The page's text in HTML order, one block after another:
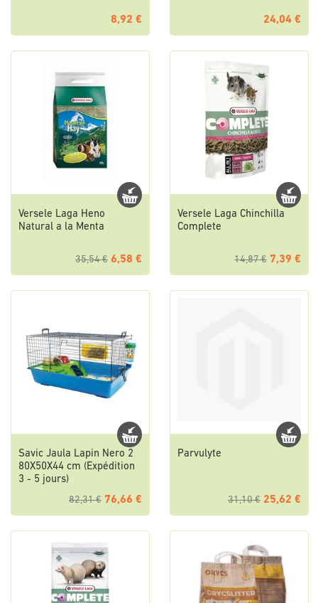
8,92 € 24,04 €
Versele Laga Heno
Natural a la Menta
35,54 € 6,58 €
Versele Laga Chinchilla
Complete
14,87 € 7,39 €
Savic Jaula Lapin Nero 2
80X50X44 cm (Expédition
3 - 5 jours)
82,31 € 76,66 €
Parvulyte
31,10 € 25,62 €